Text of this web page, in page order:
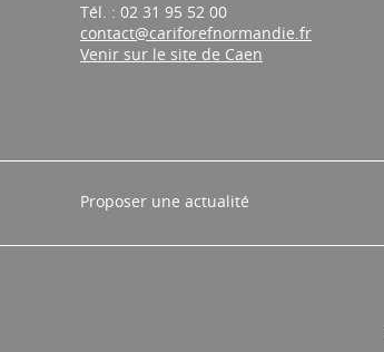
Tél. : 02 31 95 52 00
contact@cariforefnormandie.fr
Venir sur le site de Caen
Proposer une actualité